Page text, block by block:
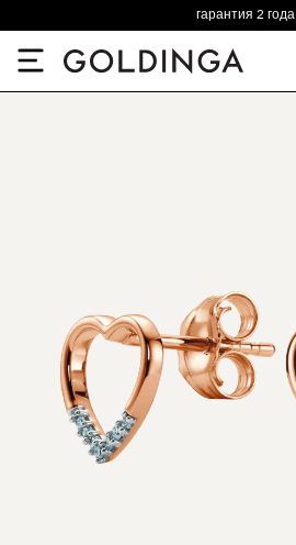
гарантия 2 года